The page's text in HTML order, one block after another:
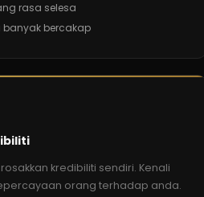
rasa selesa
bercakap
kredibiliti sendiri. Kenali
orang terhadap anda.